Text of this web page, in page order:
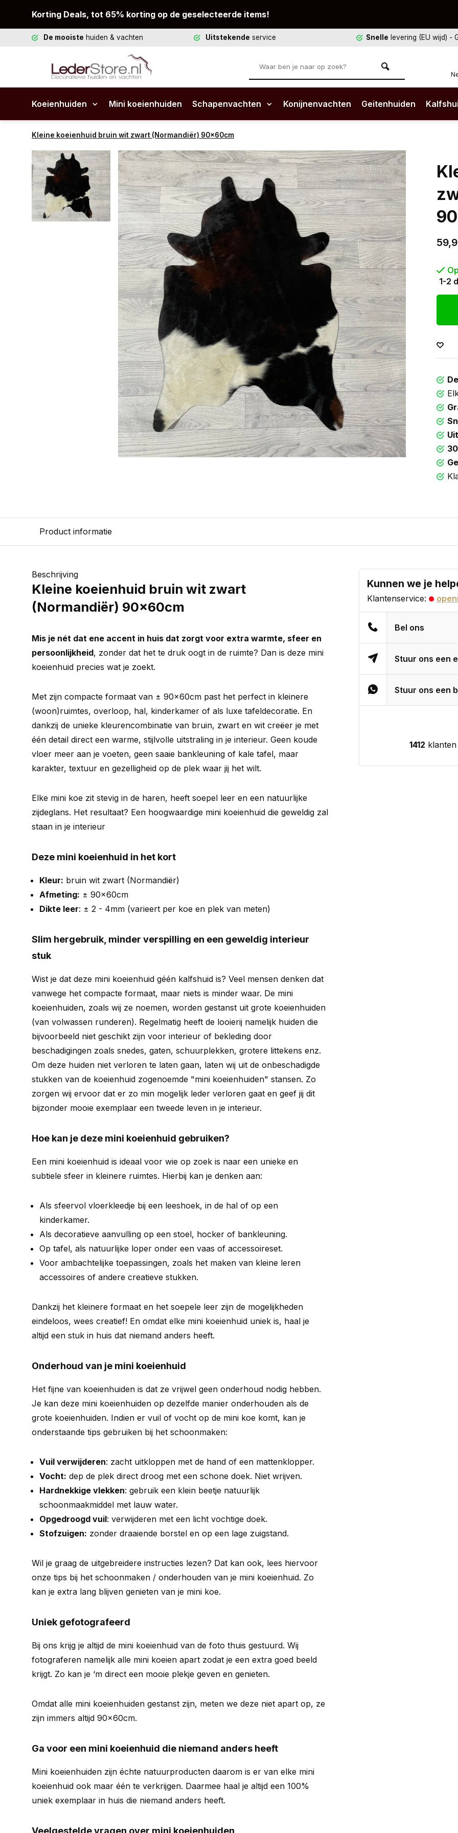
Korting Deals, tot 65% korting op de geselecteerde items!
De mooiste huiden & vachten Uitstekende service Snelle levering (EU wijd) -
Koeienhuiden Mini koeienhuiden Schapenvachten Konijnenvachten Geitenhuiden
Kleine koeienhuid bruin wit zwart (Normandiër) 90x60cm
1-2
Product informatie
Beschrijving
Kleine koeienhuid bruin wit zwart
(Normandiër) 90x60cm
Mis je nét dat ene accent in huis dat zorgt voor extra warmte, sfeer en
persoonlijkheid, zonder dat het te druk oogt in de ruimte? Dan is deze mini
koeienhuid precies wat je zoekt.
Met zijn compacte formaat van ± 90x60cm past het perfect in kleinere
(woon)ruimtes, overloop, hal, kinderkamer of als luxe tafeldecoratie. En
dankzij de unieke kleurencombinatie van bruin, zwart en wit creëer je met
één detail direct een warme, stijlvolle uitstraling in je interieur. Geen koude
vloer meer aan je voeten, geen saaie bankleuning of kale tafel, maar
karakter, textuur en gezelligheid op de plek waar jij het wilt.
Elke mini koe zit stevig in de haren, heeft soepel leer en een natuurlijke
zijdeglans. Het resultaat? Een hoogwaardige mini koeienhuid die geweldig zal
staan in je interieur
Deze mini koeienhuid in het kort
Kleur: bruin wit zwart (Normandiër)
Afmeting: ± 90x60cm
Dikte leer: ± 2 - 4mm (varieert per koe en plek van meten)
Slim hergebruik, minder verspilling en een geweldig interieur
stuk
Wist je dat deze mini koeienhuid géén kalfshuid is? Veel mensen denken dat
vanwege het compacte formaat, maar niets is minder waar. De mini
koeienhuiden, zoals wij ze noemen, worden gestanst uit grote koeienhuiden
(van volwassen runderen). Regelmatig heeft de looierij namelijk huiden die
bijvoorbeeld niet geschikt zijn voor interieur of bekleding door
beschadigingen zoals snedes, gaten, schuurplekken, grotere littekens enz.
Om deze huiden niet verloren te laten gaan, laten wij uit de onbeschadigde
stukken van de koeienhuid zogenoemde "mini koeienhuiden" stansen. Zo
zorgen wij ervoor dat er zo min mogelijk leder verloren gaat en geef jij dit
bijzonder mooie exemplaar een tweede leven in je interieur.
Hoe kan je deze mini koeienhuid gebruiken?
Een mini koeienhuid is ideaal voor wie op zoek is naar een unieke en
subtiele sfeer in kleinere ruimtes. Hierbij kan je denken aan:
Als sfeervol vloerkleedje bij een leeshoek, in de hal of op een
kinderkamer.
Als decoratieve aanvulling op een stoel, hocker of bankleuning.
Op tafel, als natuurlijke loper onder een vaas of accessoireset.
Voor ambachtelijke toepassingen, zoals het maken van kleine leren
accessoires of andere creatieve stukken.
Dankzij het kleinere formaat en het soepele leer zijn de mogelijkheden
eindeloos, wees creatief! En omdat elke mini koeienhuid uniek is, haal je
altijd een stuk in huis dat niemand anders heeft.
Onderhoud van je mini koeienhuid
Het fijne van koeienhuiden is dat ze vrijwel geen onderhoud nodig hebben.
Je kan deze mini koeienhuiden op dezelfde manier onderhouden als de
grote koeienhuiden. Indien er vuil of vocht op de mini koe komt, kan je
onderstaande tips gebruiken bij het schoonmaken:
Vuil verwijderen: zacht uitkloppen met de hand of een mattenklopper.
Vocht: dep de plek direct droog met een schone doek. Niet wrijven.
Hardnekkige vlekken: gebruik een klein beetje natuurlijk
schoonmaakmiddel met lauw water.
Opgedroogd vuil: verwijderen met een licht vochtige doek.
Stofzuigen: zonder draaiende borstel en op een lage zuigstand.
Wil je graag de uitgebreidere instructies lezen? Dat kan ook, lees hiervoor
onze tips bij het schoonmaken / onderhouden van je mini koeienhuid. Zo
kan je extra lang blijven genieten van je mini koe.
Uniek gefotografeerd
Bij ons krijg je altijd de mini koeienhuid van de foto thuis gestuurd. Wij
fotograferen namelijk alle mini koeien apart zodat je een extra goed beeld
krijgt. Zo kan je ‘m direct een mooie plekje geven en genieten.
Omdat alle mini koeienhuiden gestanst zijn, meten we deze niet apart op, ze
zijn immers altijd 90x60cm.
Ga voor een mini koeienhuid die niemand anders heeft
Mini koeienhuiden zijn échte natuurproducten daarom is er van elke mini
koeienhuid ook maar één te verkrijgen. Daarmee haal je altijd een 100%
uniek exemplaar in huis die niemand anders heeft.
Veelgestelde vragen over mini koeienhuiden
Kunnen we je
Klantenservice:
Bel ons
Stuur ons een
Stuur ons een
1412